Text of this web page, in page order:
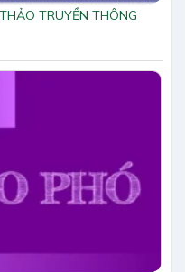
TRUYỀN THÔNG